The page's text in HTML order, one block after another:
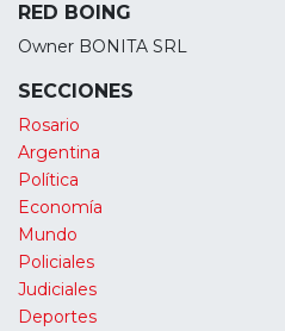
RED BOING
Owner BONITA SRL
SECCIONES
Rosario
Argentina
Política
Economía
Mundo
Policiales
Judiciales
Deportes